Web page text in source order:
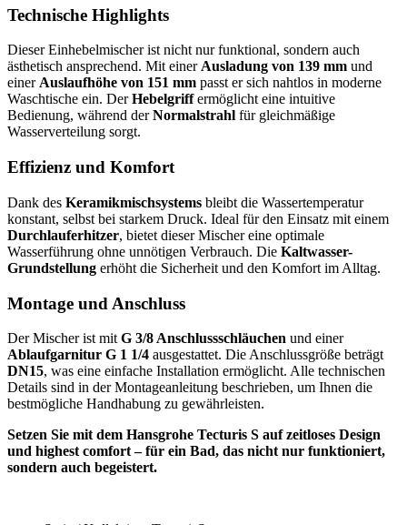
Technische Highlights
Dieser Einhebelmischer ist nicht nur funktional, sondern auch
ästhetisch ansprechend. Mit einerAusladung von 139 mm und
einerAuslaufhöhe von 151 mm passt er sich nahtlos in moderne
Waschtische ein. DerHebelgriffermöglicht eine intuitive
Bedienung, während derNormalstrahl für gleichmäßige
Wasserverteilung sorgt.
Effizienz und Komfort
Dank des Keramikmischsystems bleibt die Wassertemperatur
konstant, selbst bei starkem Druck. Ideal für den Einsatz mit einem
Durchlauferhitzer, bietet dieser Mischer eine optimale
Wasserführung ohne unnötigen Verbrauch. Die Kaltwasser-
Grundstellung erhöht die Sicherheit und den Komfort im Alltag.
Montage und Anschluss
Der Mischer ist mit G 3/8 Anschlussschläuchen und einer
Ablaufgarnitur G 1 1/4 ausgestattet. Die Anschlussgröße beträgt
DN15, was eine einfache Installation ermöglicht. Alle technischen
Details sind in der Montageanleitung beschrieben, um Ihnen die
bestmögliche Handhabung zu gewährleisten.
Setzen Sie mit dem Hansgrohe Tecturis S auf zeitloses Design
und highest comfort – für ein Bad, das nicht nur funktioniert,
sondern auch begeistert.